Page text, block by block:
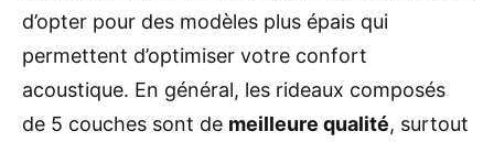
d’opter pour des modèles plus épais qui
permettent d’optimiser votre confort
acoustique. En général, les rideaux composés
de 5 couches sont de meilleure qualité, surtout